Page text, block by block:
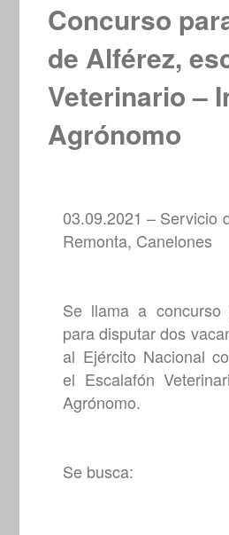
Concurso
de Alférez,
Veterinario –
Agrónomo
03.09.2021 – Servicio
Remonta, Canelones
Se llama a concurso
para disputar dos
al Ejército Nacional
el Escalafón
Agrónomo.
Se busca: